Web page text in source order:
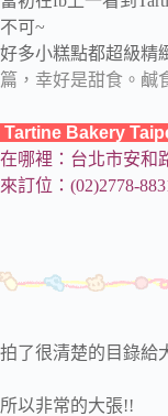
不可~
好多小糕點都超級精
篇，幸好是甜食。鹹
Tartine Bakery
在哪裡：台北市安和
來訂位：(02)2778-
拍了很清楚的目錄給
所以非常的大張!!